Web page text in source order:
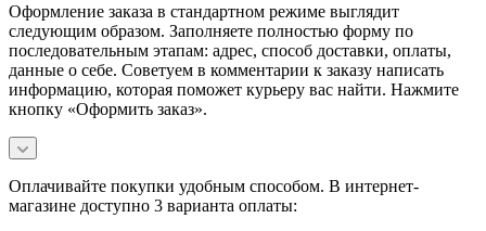
Оформление заказа в стандартном режиме выглядит
следующим образом. Заполняете полностью форму по
последовательным этапам: адрес, способ доставки, оплаты,
данные о себе. Советуем в комментарии к заказу написать
информацию, которая поможет курьеру вас найти. Нажмите
кнопку «Оформить заказ».
Оплачивайте покупки удобным способом. В интернет-
магазине доступно 3 варианта оплаты: